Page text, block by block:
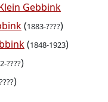
Gebbink
(1883-????)
(1848-1923)
????)
)